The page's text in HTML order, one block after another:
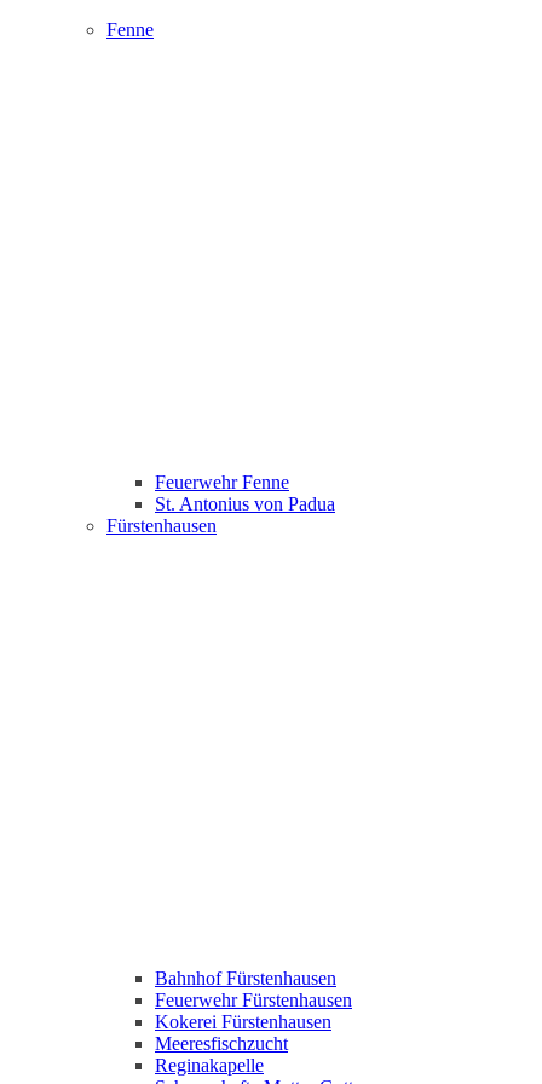
Fenne
Feuerwehr Fenne
St. Antonius von Padua
Fürstenhausen
Bahnhof Fürstenhausen
Feuerwehr Fürstenhausen
Kokerei Fürstenhausen
Meeresfischzucht
Reginakapelle